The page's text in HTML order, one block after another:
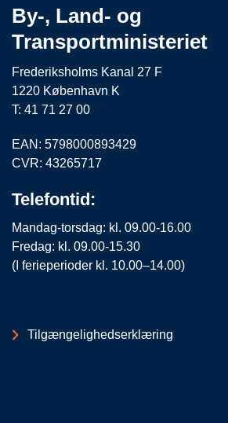
By-, Land- og
Transportministeriet
Frederiksholms Kanal 27 F
1220 København K
T: 41 71 27 00
EAN: 5798000893429
CVR: 43265717
Telefontid:
Mandag-torsdag: kl. 09.00-16.00
Fredag: kl. 09.00-15.30
(I ferieperioder kl. 10.00–14.00)
Tilgængelighedserklæring